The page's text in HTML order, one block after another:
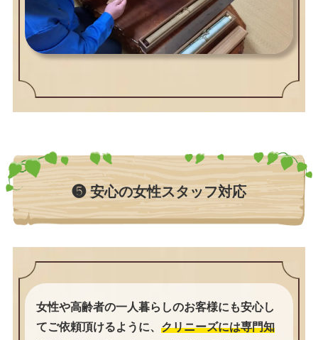
❺ 安心の女性スタッフ対応
女性や高齢者の一人暮らしのお客様にも安心し
てご依頼頂けるように、 クリニーズには専門知